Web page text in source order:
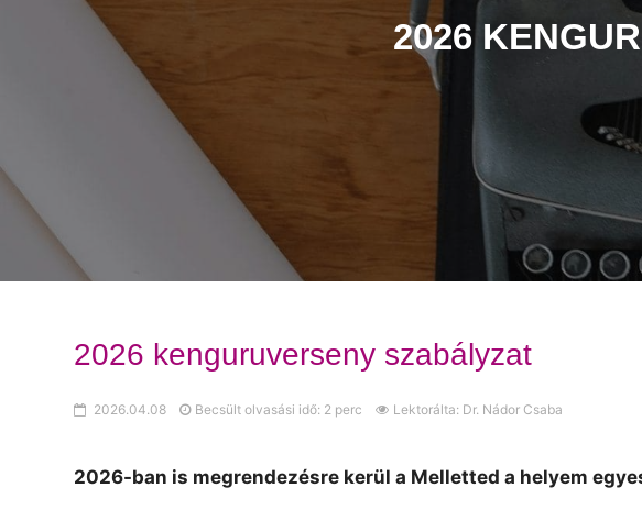
2026
2026 kenguruverseny szabályzat
2026.04.08 Becsült olvasási idő: 2 perc Lektorálta: Dr. Nádor Csaba
2026-ban is megrendezésre kerül a Melletted a helyem